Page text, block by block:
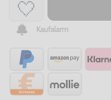
Kaufalarm